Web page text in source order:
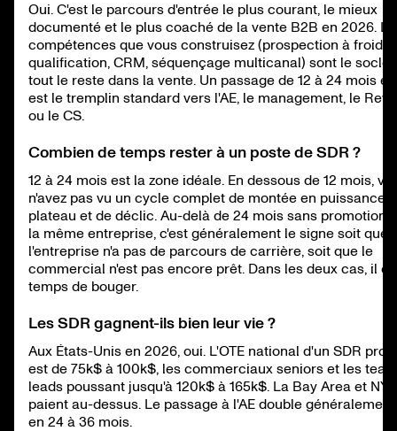
Oui. C'est le parcours d'entrée le plus courant, le mieux
documenté et le plus coaché de la vente B2B en 2026.
compétences que vous construisez (prospection à froid,
qualification, CRM, séquençage multicanal) sont le socle
tout le reste dans la vente. Un passage de 12 à 24 mois
est le tremplin standard vers l'AE, le management, le
ou le CS.
Combien de temps rester à un poste de SDR ?
12 à 24 mois est la zone idéale. En dessous de 12 mois,
n'avez pas vu un cycle complet de montée en puissance,
plateau et de déclic. Au-delà de 24 mois sans promotion
la même entreprise, c'est généralement le signe soit que
l'entreprise n'a pas de parcours de carrière, soit que le
commercial n'est pas encore prêt. Dans les deux cas, il
temps de bouger.
Les SDR gagnent-ils bien leur vie ?
Aux États-Unis en 2026, oui. L'OTE national d'un SDR
est de 75k$ à 100k$, les commerciaux seniors et les team
leads poussant jusqu'à 120k$ à 165k$. La Bay Area et NYC
paient au-dessus. Le passage à l'AE double généralement
en 24 à 36 mois.